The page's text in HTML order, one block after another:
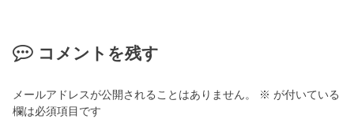
コメントを残す
メールアドレスが公開されることはありません。 ※ が付いている
欄は必須項目です